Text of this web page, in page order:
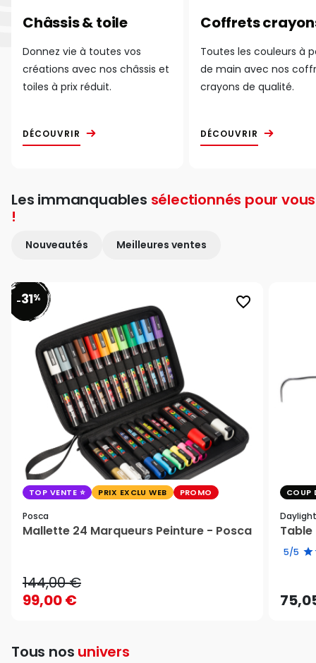
Châssis & toile
Donnez vie à toutes vos
créations avec nos châssis et
toiles à prix réduit.
DÉCOUVRIR
Coffrets
Toutes les couleurs à
de main avec nos
crayons de qualité.
DÉCOUVRIR
Les immanquables sélectionnés pour vous
!
Nouveautés Meilleures ventes
favorite_border
-31%
TOP VENTE PRIX EXCLU WEB PROMO
Posca
Mallette 24 Marqueurs Peinture - Posca
144,00 €
99,00 €
COUP
Daylight
Table
5/5
Tous nos univers